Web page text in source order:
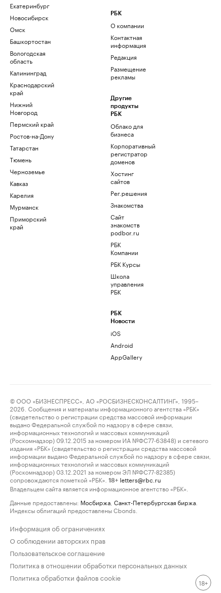
Екатеринбург
Новосибирск
Омск
Башкортостан
Вологодская
область
Калининград
Краснодарский
край
Нижний
Новгород
Пермский край
Ростов-на-Дону
Татарстан
Тюмень
Черноземье
Кавказ
Карелия
Мурманск
Приморский
край
РБК
О компании
Контактная
информация
Редакция
Размещение
рекламы
Другие
продукты
РБК
Облако для
бизнеса
Корпоративный
регистратор
доменов
Хостинг
сайтов
Рег.решения
Знакомства
Сайт
знакомств
podbor.ru
РБК
Компании
РБК Курсы
Школа
управления
РБК
РБК
Новости
iOS
Android
AppGallery
© ООО «БИЗНЕСПРЕСС», АО «РОСБИЗНЕСКОНСАЛТИНГ», 1995–
2026. Сообщения и материалы информационного агентства «РБК»
(свидетельство о регистрации средства массовой информации
выдано Федеральной службой по надзору в сфере связи,
информационных технологий и массовых коммуникаций
(Роскомнадзор) 09.12.2015 за номером ИА №ФС77-63848) и сетевого
издания «РБК» (свидетельство о регистрации средства массовой
информации выдано Федеральной службой по надзору в сфере связи,
информационных технологий и массовых коммуникаций
(Роскомнадзор) 03.12.2021 за номером ЭЛ №ФС77-82385)
сопровождаются пометкой «РБК».
18+ letters@rbc.ru
Владельцем сайта является информационное агентство «РБК».
Данные предоставлены: Мосбиржа Санкт-Петербургская биржа
Индексы облигаций предоставлены Cbonds.
Информация об ограничениях
О соблюдении авторских прав
Пользовательское соглашение
Политика в отношении обработки персональных данных
Политика обработки файлов cookie
18+